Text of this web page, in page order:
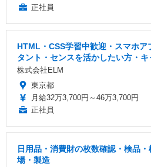
正社員
HTML・CSS学習中歓迎・スマホア
タント・センスを活かしたい方・
株式会社ELM
東京都
月給32万3,700円～46万3,700円
正社員
日用品・消費財の枚数確認・検品
場・製造